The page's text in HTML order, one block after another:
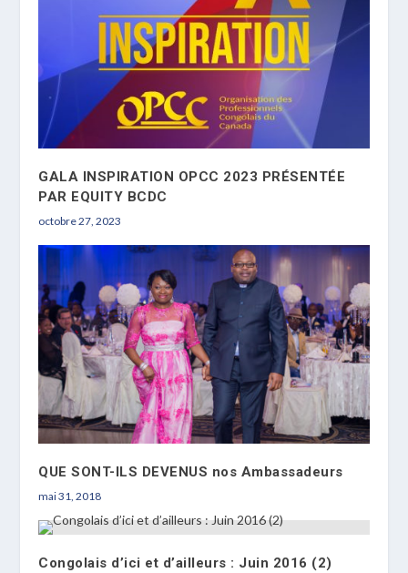
GALA INSPIRATION OPCC 2023 PRÉSENTÉE
PAR EQUITY BCDC
octobre 27, 2023
QUE SONT-ILS DEVENUS nos Ambassadeurs
mai 31, 2018
Congolais d’ici et d’ailleurs : Juin 2016 (2)